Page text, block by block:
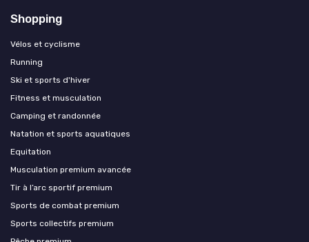
Shopping
Vélos et cyclisme
Running
Ski et sports d'hiver
Fitness et musculation
Camping et randonnée
Natation et sports aquatiques
Equitation
Musculation premium avancée
Tir à l’arc sportif premium
Sports de combat premium
Sports collectifs premium